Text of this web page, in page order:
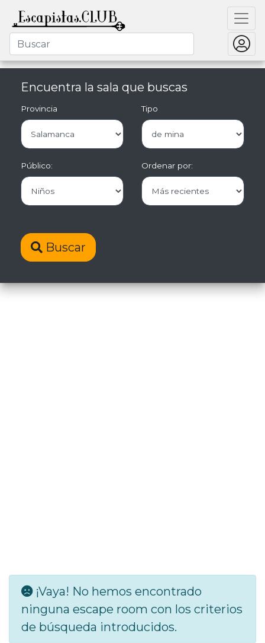
Encuentra la sala que buscas
Provincia Tipo
Público: Ordenar por:
Buscar
¡Vaya! No hemos encontrado
ninguna escape room con los criterios
de búsqueda introducidos.